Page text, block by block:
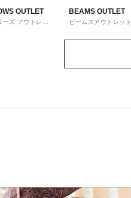
OUTLET
ズ アウトレッ
BEAMS OUTLET
ビームスアウトレット